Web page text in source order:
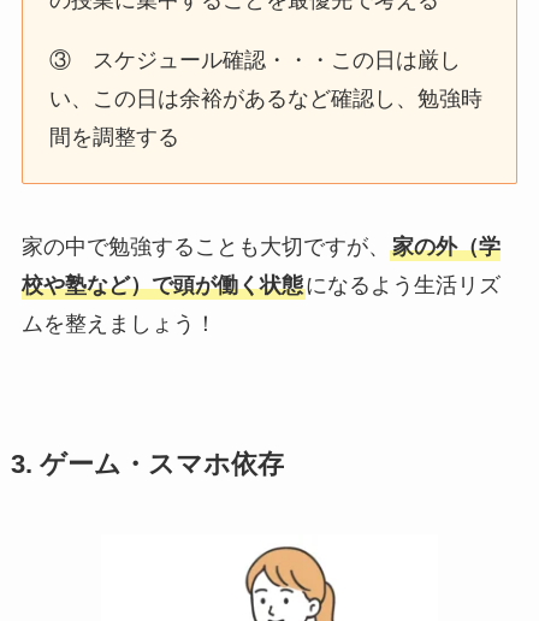
③ スケジュール確認・・・この日は厳し
い、この日は余裕があるなど確認し、勉強時
間を調整する
家の中で勉強することも大切ですが、 家の外（学
校や塾など）で頭が働く状態になるよう生活リズ
ムを整えましょう！
3. ゲーム・スマホ依存